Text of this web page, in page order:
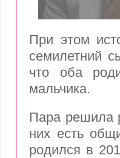
При этом
семилетний
что оба
мальчика.
Пара решила
них есть
родился в